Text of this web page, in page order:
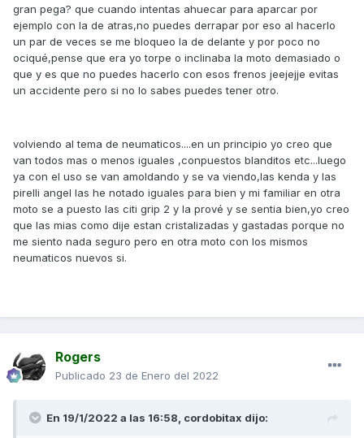
gran pega? que cuando intentas ahuecar para aparcar por
ejemplo con la de atras,no puedes derrapar por eso al hacerlo
un par de veces se me bloqueo la de delante y por poco no
ociqué,pense que era yo torpe o inclinaba la moto demasiado o
que y es que no puedes hacerlo con esos frenos jeejejje evitas
un accidente pero si no lo sabes puedes tener otro.
volviendo al tema de neumaticos....en un principio yo creo que
van todos mas o menos iguales ,conpuestos blanditos etc...luego
ya con el uso se van amoldando y se va viendo,las kenda y las
pirelli angel las he notado iguales para bien y mi familiar en otra
moto se a puesto las citi grip 2 y la prové y se sentia bien,yo creo
que las mias como dije estan cristalizadas y gastadas porque no
me siento nada seguro pero en otra moto con los mismos
neumaticos nuevos si.
Rogers
Publicado 23 de Enero del 2022
En 19/1/2022 a las 16:58, cordobitax dijo: